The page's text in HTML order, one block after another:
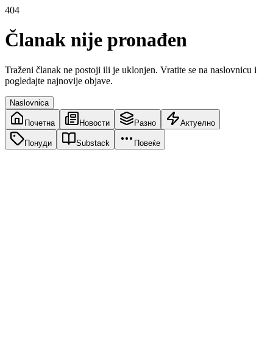
404
Članak nije pronađen
Traženi članak ne postoji ili je uklonjen. Vratite se na naslovnicu i
pogledajte najnovije objave.
Naslovnica
Почетна Новости Разно Актуелно
Понуди Substack Повеќе